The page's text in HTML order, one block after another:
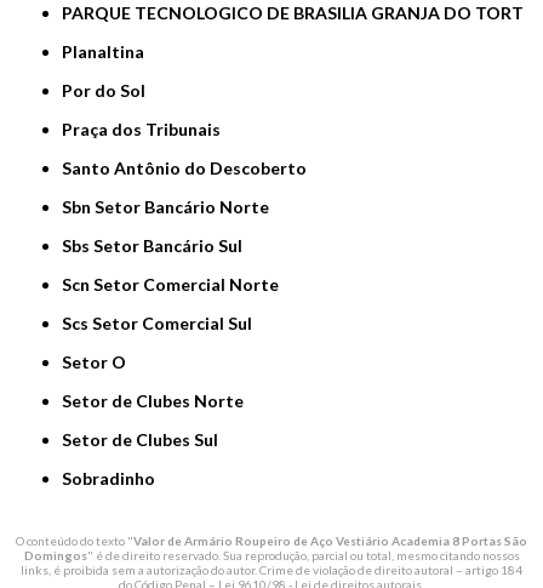
PARQUE TECNOLOGICO DE BRASILIA GRANJA DO TORT
Planaltina
Por do Sol
Praça dos Tribunais
Santo Antônio do Descoberto
Sbn Setor Bancário Norte
Sbs Setor Bancário Sul
Scn Setor Comercial Norte
Scs Setor Comercial Sul
Setor O
Setor de Clubes Norte
Setor de Clubes Sul
Sobradinho
O conteúdo do texto "Valor de Armário Roupeiro de Aço Vestiário Academia 8 Portas São
Domingos" é de direito reservado. Sua reprodução, parcial ou total, mesmo citando nossos
links, é proibida sem a autorização do autor. Crime de violação de direito autoral – artigo 184
do Código Penal – Lei 9610/98 - Lei de direitos autorais